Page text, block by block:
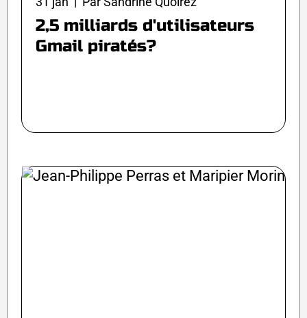
2,5 milliards d'utilisateurs
Gmail piratés?